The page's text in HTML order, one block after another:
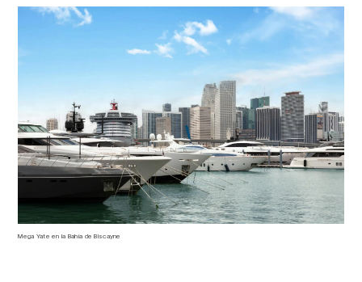
Mega Yate en la Bahía de Biscayne